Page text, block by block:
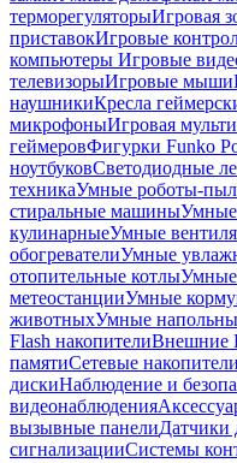
терморегуляторыИгровая
приставокИгровые
компьютеры Игровые
телевизорыИгровые мыши
наушникиКресла
микрофоныИгровая
геймеровФигурки Funko
ноутбуковСветодиодные
техникаУмные роботы-
стиральные машины
кулинарныеУмные
обогревателиУмные
отопительные котлыУмные
метеостанцииУмные
животныхУмные
Flash накопителиВнешние
памятиСетевые накопители
дискиНаблюдение и
видеонаблюдения
вызывные панелиДатчики
сигнализацииСистемы